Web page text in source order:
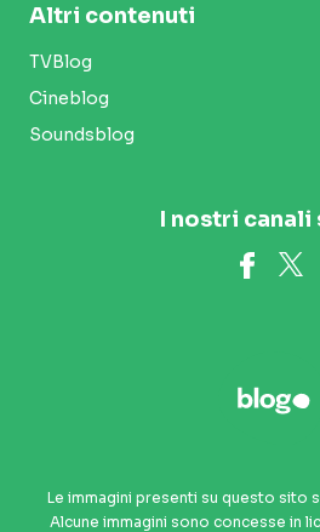
Altri contenuti
TVBlog
Cineblog
Soundsblog
I nostri canali
Le immagini presenti su questo sito
Alcune immagini sono concesse in